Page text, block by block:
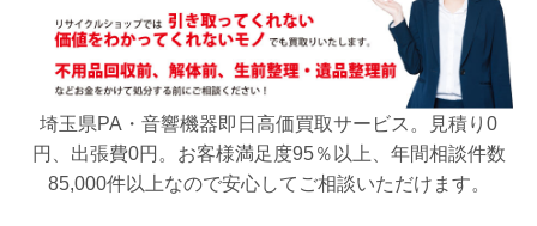
埼玉県PA・音響機器即日高価買取サービス。見積り0
円、出張費0円。お客様満足度95％以上、年間相談件数
85,000件以上なので安心してご相談いただけます。